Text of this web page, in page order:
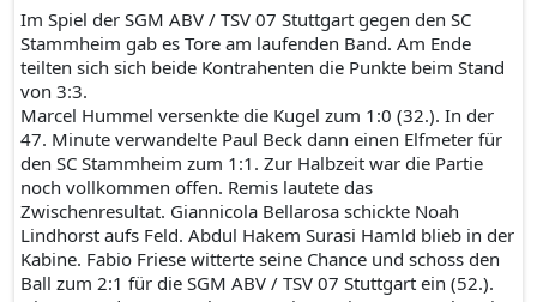
Im Spiel der SGM ABV / TSV 07 Stuttgart gegen den SC
Stammheim gab es Tore am laufenden Band. Am Ende
teilten sich sich beide Kontrahenten die Punkte beim Stand
von 3:3.
Marcel Hummel versenkte die Kugel zum 1:0 (32.). In der
47. Minute verwandelte Paul Beck dann einen Elfmeter für
den SC Stammheim zum 1:1. Zur Halbzeit war die Partie
noch vollkommen offen. Remis lautete das
Zwischenresultat. Giannicola Bellarosa schickte Noah
Lindhorst aufs Feld. Abdul Hakem Surasi Hamld blieb in der
Kabine. Fabio Friese witterte seine Chance und schoss den
Ball zum 2:1 für die SGM ABV / TSV 07 Stuttgart ein (52.).